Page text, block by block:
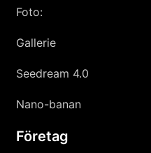
Foto:
Gallerie
Seedream 4.0
Nano-banan
Företag